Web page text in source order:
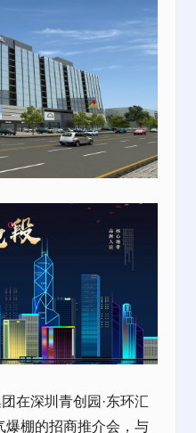
在深圳青创园·东环汇
爆棚的招商推介会，与